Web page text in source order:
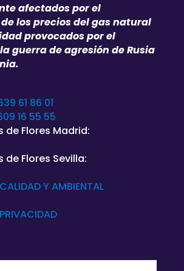
afectados por el
los precios del gas natural
provocados por el
guerra de agresión de Rusia
61 86 01
16 55 55
de Flores Madrid:
de Flores Sevilla:
Y AMBIENTAL
PRIVACIDAD